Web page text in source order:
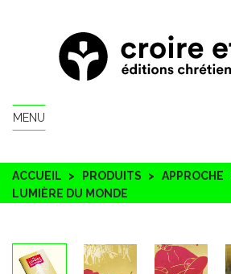
MENU
ACCUEIL PRODUITS APPROCHE
LUMIÈRE DU MONDE